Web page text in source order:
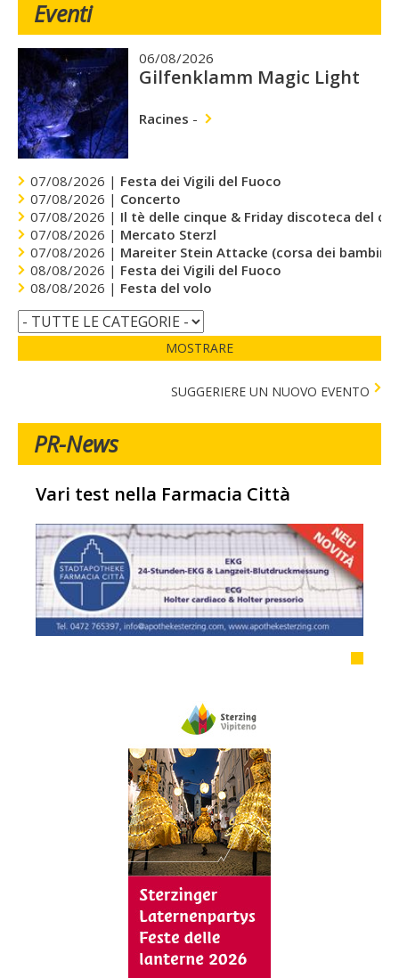
Eventi
06/08/2026
Gilfenklamm Magic Light
Racines -
07/08/2026 | Festa dei Vigili del Fuoco
07/08/2026 | Concerto
07/08/2026 | Il tè delle cinque & Friday discoteca del
07/08/2026 | Mercato Sterzl
07/08/2026 | Mareiter Stein Attacke (corsa dei bambini)
08/08/2026 | Festa dei Vigili del Fuoco
08/08/2026 | Festa del volo
MOSTRARE
SUGGERIERE UN NUOVO EVENTO
PR-News
Vari test nella Farmacia Città